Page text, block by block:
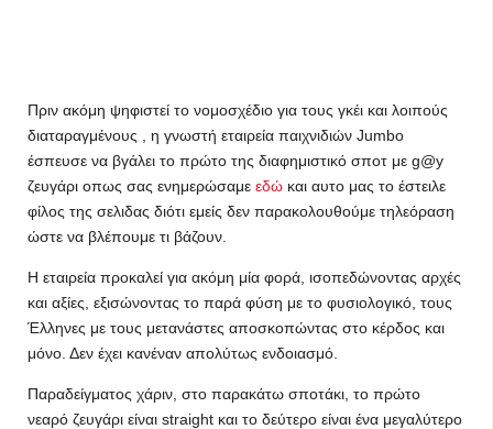
Πριν ακόμη ψηφιστεί το νομοσχέδιο για τους γκέι και λοιπούς
διαταραγμένους , η γνωστή εταιρεία παιχνιδιών Jumbo
έσπευσε να βγάλει το πρώτο της διαφημιστικό σποτ με g@y
ζευγάρι οπως σας ενημερώσαμε εδώ και αυτο μας το έστειλε
φίλος της σελιδας διότι εμείς δεν παρακολουθούμε τηλεόραση
ώστε να βλέπουμε τι βάζουν.
Η εταιρεία προκαλεί για ακόμη μία φορά, ισοπεδώνοντας αρχές
και αξίες, εξισώνοντας το παρά φύση με το φυσιολογικό, τους
Έλληνες με τους μετανάστες αποσκοπώντας στο κέρδος και
μόνο. Δεν έχει κανέναν απολύτως ενδοιασμό.
Παραδείγματος χάριν, στο παρακάτω σποτάκι, το πρώτο
νεαρό ζευγάρι είναι straight και το δεύτερο είναι ένα μεγαλύτερο